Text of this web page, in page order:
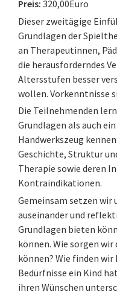
Preis: 320,00Euro
Dieser zweitägige
Grundlagen der
an Therapeutinnen,
die herausforderndes
Altersstufen besser
wollen. Vorkenntnisse
Die Teilnehmenden
Grundlagen als auch
Handwerkszeug
Geschichte, Struktur
Therapie sowie deren
Kontraindikationen.
Gemeinsam setzen
auseinander und
Grundlagen bieten
können. Wie sorgen wir
können? Wie finden
Bedürfnisse ein Kind
ihren Wünschen